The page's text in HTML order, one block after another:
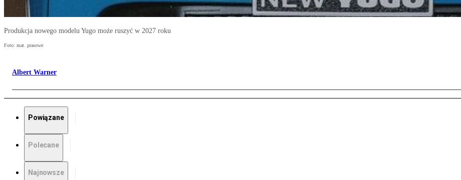
Produkcja nowego modelu Yugo może ruszyć w 2027 roku
Foto: mat. prasowe
Albert Warner
Powiązane
Polecane
Najnowsze